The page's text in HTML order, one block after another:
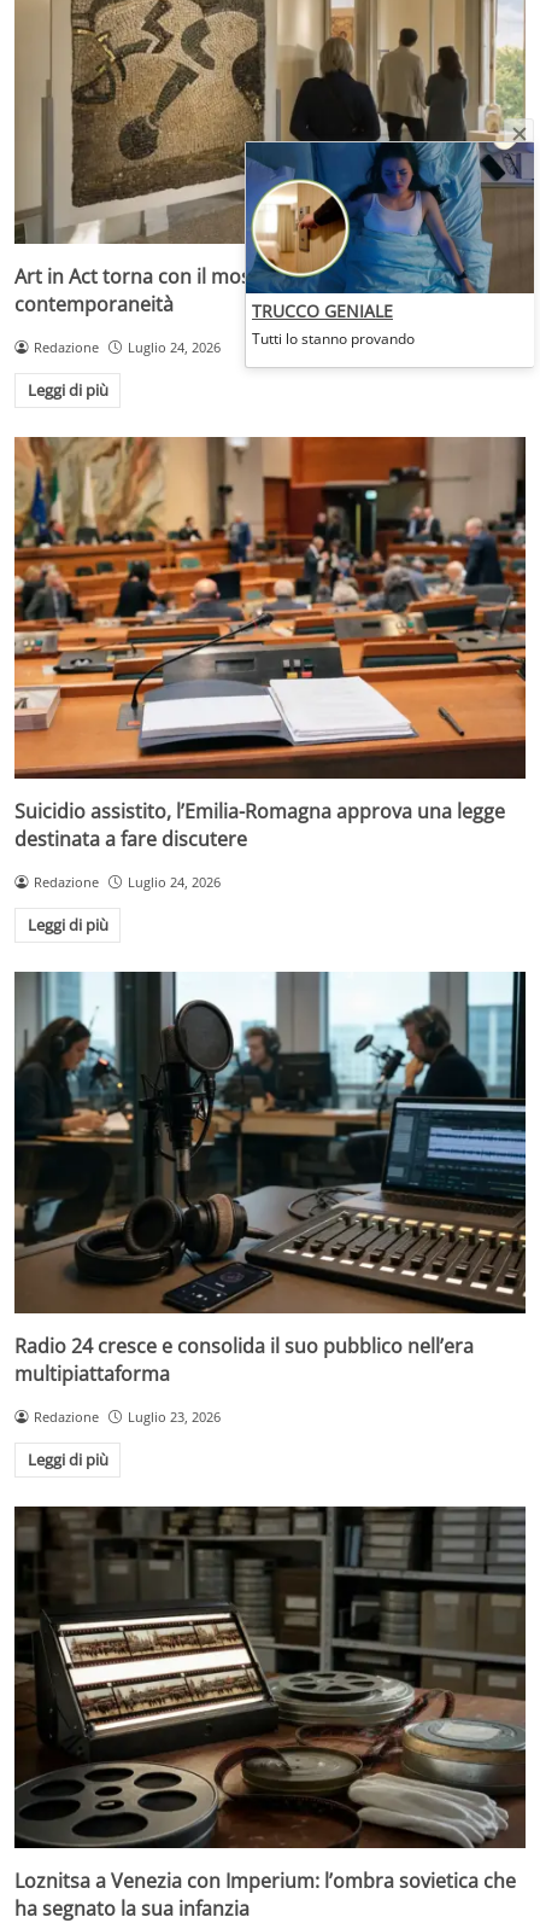
Art in Act torna con il mosaico che unisce memoria e
contemporaneità
Redazione Luglio 24, 2026
Leggi di più
Suicidio assistito, l’Emilia-Romagna approva una legge
destinata a fare discutere
Redazione Luglio 24, 2026
Leggi di più
Radio 24 cresce e consolida il suo pubblico nell’era
multipiattaforma
Redazione Luglio 23, 2026
Leggi di più
Loznitsa a Venezia con Imperium: l’ombra sovietica che
ha segnato la sua infanzia
TRUCCO GENIALE
Tutti lo stanno provando